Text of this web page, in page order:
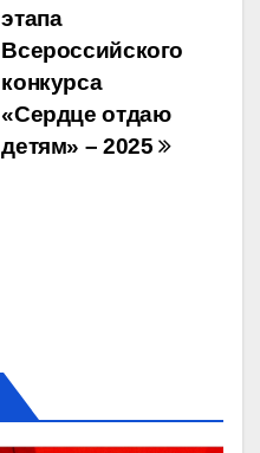
этапа
Всероссийского
конкурса
«Сердце отдаю
детям» – 2025